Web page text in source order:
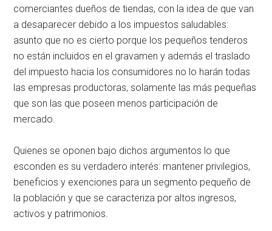
comerciantes dueños de tiendas, con la idea de que van
a desaparecer debido a los impuestos saludables:
asunto que no es cierto porque los pequeños tenderos
no están incluidos en el gravamen y además el traslado
del impuesto hacia los consumidores no lo harán todas
las empresas productoras, solamente las más pequeñas
que son las que poseen menos participación de
mercado.
Quienes se oponen bajo dichos argumentos lo que
esconden es su verdadero interés: mantener privilegios,
beneficios y exenciones para un segmento pequeño de
la población y que se caracteriza por altos ingresos,
activos y patrimonios.